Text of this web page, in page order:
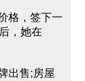
格，签下一
，她在
出售;房屋